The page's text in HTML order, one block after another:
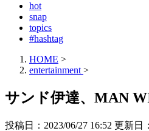
hot
snap
topics
#hashtag
HOME >
entertainment >
サンド伊達、MAN
投稿日：2023/06/27 16:52 更新日：